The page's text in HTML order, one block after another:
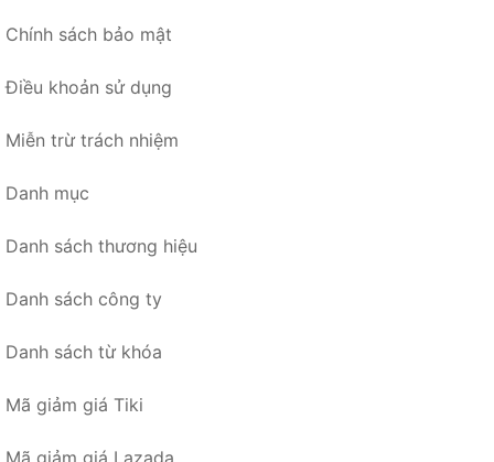
Chính sách bảo mật
Điều khoản sử dụng
Miễn trừ trách nhiệm
Danh mục
Danh sách thương hiệu
Danh sách công ty
Danh sách từ khóa
Mã giảm giá Tiki
Mã giảm giá Lazada